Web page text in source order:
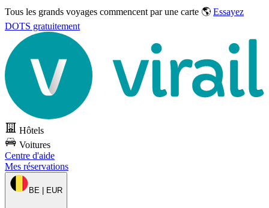
Tous les grands voyages commencent par une carte 🌎 Essayez
DOTS gratuitement
Hôtels
Voitures
Centre d'aide
Mes réservations
BE | EUR